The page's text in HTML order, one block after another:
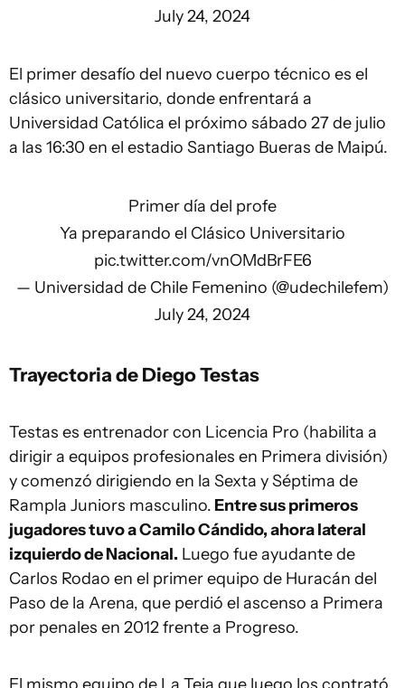
July 24, 2024
El primer desafío del nuevo cuerpo técnico es el
clásico universitario, donde enfrentará a
Universidad Católica el próximo sábado 27 de julio
a las 16:30 en el estadio Santiago Bueras de Maipú.
Primer día del profe
Ya preparando el Clásico Universitario
pic.twitter.com/vnOMdBrFE6
— Universidad de Chile Femenino (@udechilefem)
July 24, 2024
Trayectoria de Diego Testas
Testas es entrenador con Licencia Pro (habilita a
dirigir a equipos profesionales en Primera división)
y comenzó dirigiendo en la Sexta y Séptima de
Rampla Juniors masculino. Entre sus primeros
jugadores tuvo a Camilo Cándido, ahora lateral
izquierdo de Nacional. Luego fue ayudante de
Carlos Rodao en el primer equipo de Huracán del
Paso de la Arena, que perdió el ascenso a Primera
por penales en 2012 frente a Progreso.